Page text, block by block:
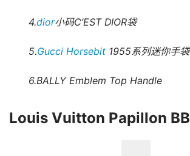
4.dior小码C’EST DIOR袋
5.Gucci Horsebit 1955系列迷你手袋
6.BALLY Emblem Top Handle
Louis Vuitton Papillon BB